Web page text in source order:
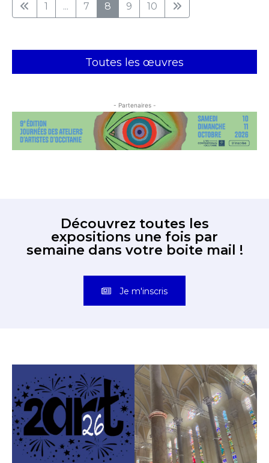
1 ... 7 8 9 10
Toutes les œuvres
- Partenaires -
Découvrez toutes les
expositions une fois par
semaine dans votre boite mail !
Je m'inscris